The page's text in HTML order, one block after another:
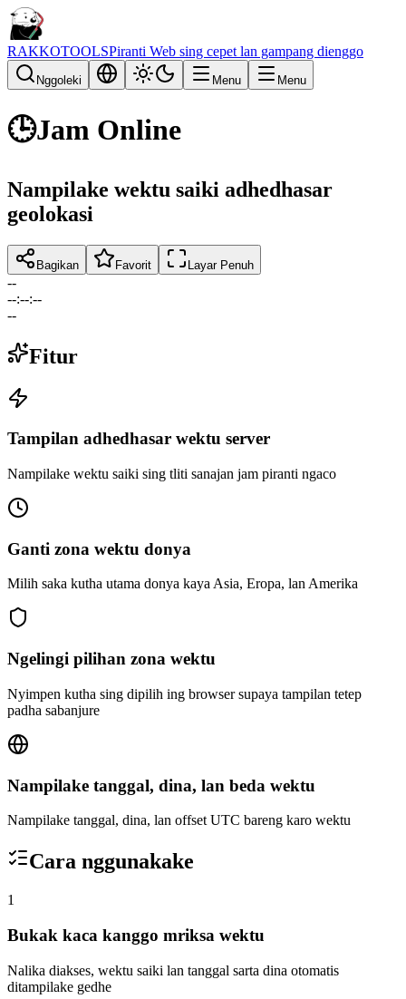
RAKKOTOOLSPiranti Web sing cepet lan gampang dienggo
Nggoleki Menu Menu
🕒Jam Online
Nampilake wektu saiki adhedhasar
geolokasi
Bagikan Favorit Layar Penuh
--
--:--:--
--
Fitur
Tampilan adhedhasar wektu server
Nampilake wektu saiki sing tliti sanajan jam piranti ngaco
Ganti zona wektu donya
Milih saka kutha utama donya kaya Asia, Eropa, lan Amerika
Ngelingi pilihan zona wektu
Nyimpen kutha sing dipilih ing browser supaya tampilan tetep
padha sabanjure
Nampilake tanggal, dina, lan beda wektu
Nampilake tanggal, dina, lan offset UTC bareng karo wektu
Cara nggunakake
1
Bukak kaca kanggo mriksa wektu
Nalika diakses, wektu saiki lan tanggal sarta dina otomatis
ditampilake gedhe